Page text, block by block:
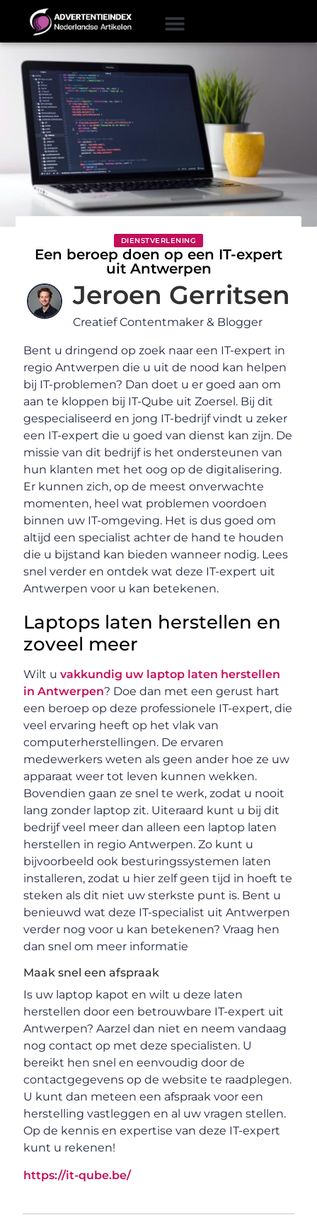
DIENSTVERLENING
Een beroep doen op een IT-expert
uit Antwerpen
Jeroen Gerritsen
Creatief Contentmaker & Blogger
Bent u dringend op zoek naar een IT-expert in
regio Antwerpen die u uit de nood kan helpen
bij IT-problemen? Dan doet u er goed aan om
aan te kloppen bij IT-Qube uit Zoersel. Bij dit
gespecialiseerd en jong IT-bedrijf vindt u zeker
een IT-expert die u goed van dienst kan zijn. De
missie van dit bedrijf is het ondersteunen van
hun klanten met het oog op de digitalisering.
Er kunnen zich, op de meest onverwachte
momenten, heel wat problemen voordoen
binnen uw IT-omgeving. Het is dus goed om
altijd een specialist achter de hand te houden
die u bijstand kan bieden wanneer nodig. Lees
snel verder en ontdek wat deze IT-expert uit
Antwerpen voor u kan betekenen.
Laptops laten herstellen en
zoveel meer
Wilt uvakkundig uw laptop laten herstellen
in Antwerpen? Doe dan met een gerust hart
een beroep op deze professionele IT-expert, die
veel ervaring heeft op het vlak van
computerherstellingen. De ervaren
medewerkers weten als geen ander hoe ze uw
apparaat weer tot leven kunnen wekken.
Bovendien gaan ze snel te werk, zodat u nooit
lang zonder laptop zit. Uiteraard kunt u bij dit
bedrijf veel meer dan alleen een laptop laten
herstellen in regio Antwerpen. Zo kunt u
bijvoorbeeld ook besturingssystemen laten
installeren, zodat u hier zelf geen tijd in hoeft te
steken als dit niet uw sterkste punt is. Bent u
benieuwd wat deze IT-specialist uit Antwerpen
verder nog voor u kan betekenen? Vraag hen
dan snel om meer informatie
Maak snel een afspraak
Is uw laptop kapot en wilt u deze laten
herstellen door een betrouwbare IT-expert uit
Antwerpen? Aarzel dan niet en neem vandaag
nog contact op met deze specialisten. U
bereikt hen snel en eenvoudig door de
contactgegevens op de website te raadplegen.
U kunt dan meteen een afspraak voor een
herstelling vastleggen en al uw vragen stellen.
Op de kennis en expertise van deze IT-expert
kunt u rekenen!
https://it-qube.be/